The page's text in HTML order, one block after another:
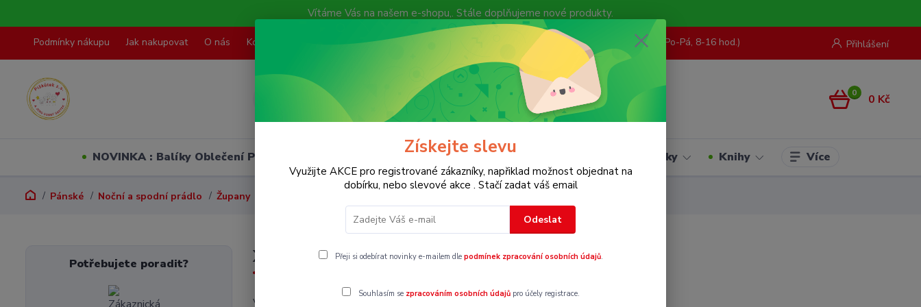
Vítáme Vás na našem e-shopu,. Stále doplňujeme nové produkty.
Podmínky nákupu Jak nakupovat O nás Kontakty Přihlášení
Hledat
Nevíte si rady? Zavolejte. + 420 773 967 062 (Po-Pá, 8-16 hod.)
0 0 Kč
NOVINKA : Balíky Oblečení PO VELIKOSTECH Dětské Dámské Hračky Knihy Více
Pánské Noční a spodní prádlo Župany
XS
V této kategorii nebylo nalezeno žádné zboží.
Potřebujete poradit?
Získejte slevu
Využijte AKCE pro registrované zákazníky, napřiklad možnost objednat na
dobírku, nebo slevové akce . Stačí zadat váš email
Odeslat
Přeji si odebírat novinky e-mailem dle podmínek zpracování osobních údajů.
Souhlasím se zpracováním osobních údajůpro účely registrace.